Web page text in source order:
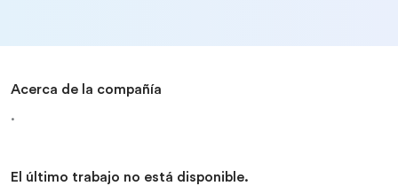
Acerca de la compañía
.
El último trabajo no está disponible.